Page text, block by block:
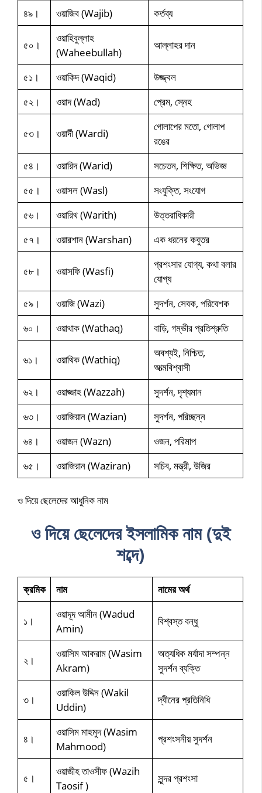
৪৯। ওয়াজিব (Wajib) কর্তব্য
৫০।
ওয়াহিবুল্লাহ
(Waheebullah)
আল্লাহর দান
৫১। ওয়াকিদ (Waqid)
উজ্জ্বল
৫২।
ওয়াদ (Wad) প্রেম, স্নেহ
৫৩। ওয়ার্দী (Wardi)
গোলাপের মতো, গোলাপ
রঙের
৫৪।
ওয়ারিদ (Warid)
সচেতন, শিক্ষিত, অভিজ্ঞ
৫৫।
ওয়াসল (Wasl)
সংযুক্তি, সংযোগ
৫৬।
ওয়ারিথ (Warith)
উত্তরাধিকারী
৫৭।
ওয়ারশান (Warshan) এক ধরনের কবুতর
৫৮। ওয়াসফি (Wasfi)
প্রশংসার যোগ্য, কথা বলার
যোগ্য
৫৯।
ওয়াজি (Wazi)
সুদর্শন, সেবক, পরিবেশক
৬০।
ওয়াথাক (Wathaq) বাড়ি, গম্ভীর প্রতিশ্রুতি
৬১। ওয়াথিক (Wathiq)
অবশ্যই, নিশ্চিত,
আত্মবিশ্বাসী
৬২।
ওয়াজ্জাহ (Wazzah)
সুদর্শন, দৃশ্যমান
৬৩।
ওয়াজিয়ান (Wazian)
সুদর্শন, পরিচ্ছন্ন
৬৪।
ওয়াজন (Wazn)
ওজন, পরিমাপ
৬৫।
ওয়াজিরান (Waziran) সচিব, মন্ত্রী, উজির
ও দিয়ে ছেলেদের আধুনিক নাম
ও দিয়ে ছেলেদের ইসলামিক নাম (দুই
শব্দে)
ক্রমিক নাম নামের অর্থ
১।
ওয়াদূদ আমীন (Wadud
Amin)
বিশ্বস্ত বন্ধু
২।
ওয়াসিম আকরাম (Wasim
Akram)
অত্যধিক মর্যাদা সম্পন্ন
সুদর্শন ব্যক্তি
৩।
ওয়াকিল উদ্দিন (Wakil
Uddin)
দ্বীনের প্রতিনিধি
৪।
ওয়াসিম মাহমুদ (Wasim
Mahmood)
প্রশংসনীয় সুদর্শন
৫।
ওয়াজীহ তাওসীফ (Wazih
Taosif )
সুন্দর প্রশংসা